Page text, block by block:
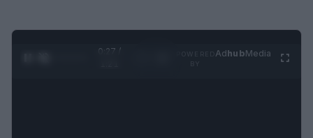
0:27 /
AdhubMedia